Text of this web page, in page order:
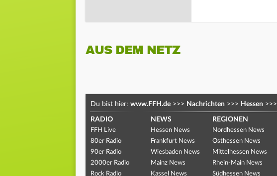
AUS DEM NETZ
Du bist hier: www.FFH.de >>> Nachrichten >>> Hessen >>>
RADIO
FFH Live
80er Radio
90er Radio
2000er Radio
Rock Radio
NEWS
Hessen News
Frankfurt News
Wiesbaden News
Mainz News
Kassel News
REGIONEN
Nordhessen News
Osthessen News
Mittelhessen News
Rhein-Main News
Südhessen News